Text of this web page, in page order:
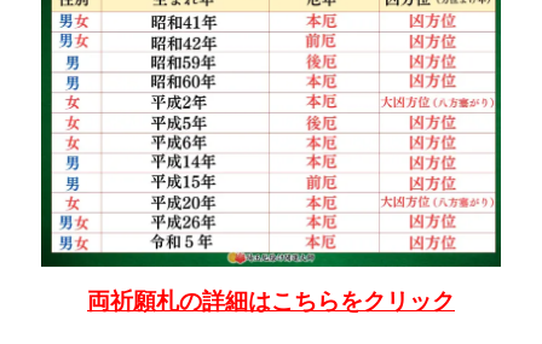
両祈願札の詳細はこちらをクリック